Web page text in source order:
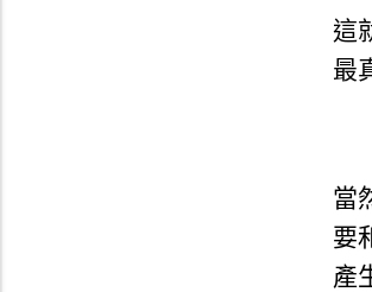
這
最
當
要
產